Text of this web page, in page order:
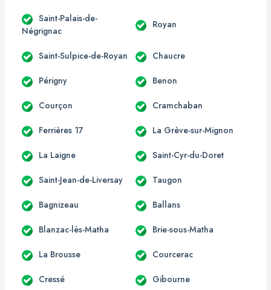
Saint-Palais-de-
Négrignac
Royan
Saint-Sulpice-de-Royan Chaucre
Périgny Benon
Courçon Cramchaban
Ferrières 17 La Grève-sur-Mignon
La Laigne Saint-Cyr-du-Doret
Saint-Jean-de-Liversay Taugon
Bagnizeau Ballans
Blanzac-lès-Matha Brie-sous-Matha
La Brousse Courcerac
Cressé Gibourne